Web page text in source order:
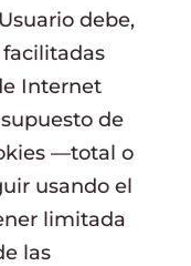
debe,
Internet
de
—total o
usando el
limitada
las